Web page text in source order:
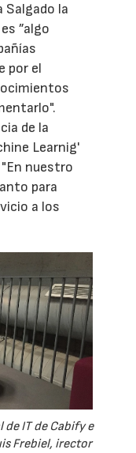
Salgado la
”algo
por el
de la
Learnig'
nuestro
para
a los
IT de Cabify e
Frebiel, irector